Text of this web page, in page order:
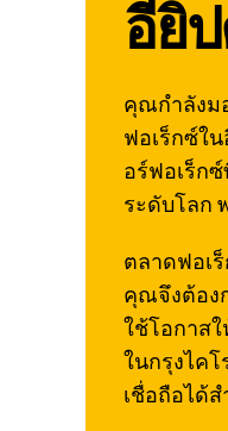
อียิ
คุณกำลังม
ฟอเร็กซ์ใ
อร์ฟอเร็ก
ระดับโลก
ตลาดฟอเ
คุณจึงต้อง
ใช้โอกาส
ในกรุงไคโ
เชื่อถือได้